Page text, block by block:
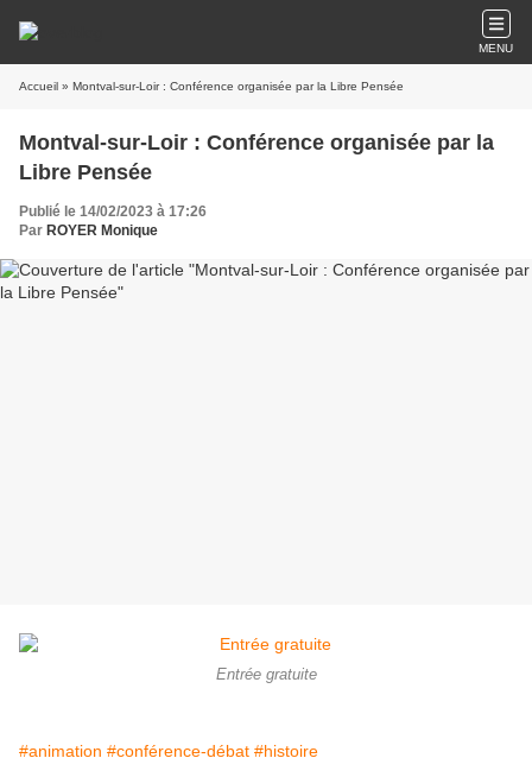
MENU
Accueil » Montval-sur-Loir : Conférence organisée par la Libre Pensée
Montval-sur-Loir : Conférence organisée par la
Libre Pensée
Publié le 14/02/2023 à 17:26
Par ROYER Monique
Entrée gratuite
#animation #conférence-débat #histoire